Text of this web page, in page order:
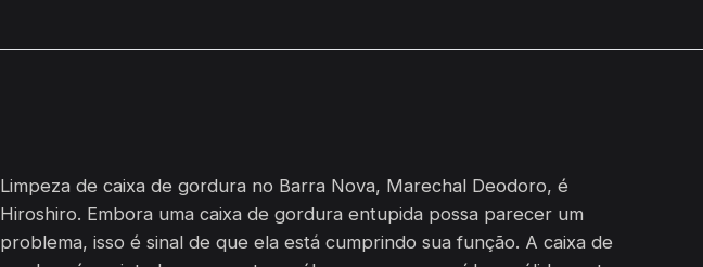
Limpeza de caixa de gordura no Barra Nova, Marechal Deodoro, é
Hiroshiro. Embora uma caixa de gordura entupida possa parecer um
problema, isso é sinal de que ela está cumprindo sua função. A caixa de